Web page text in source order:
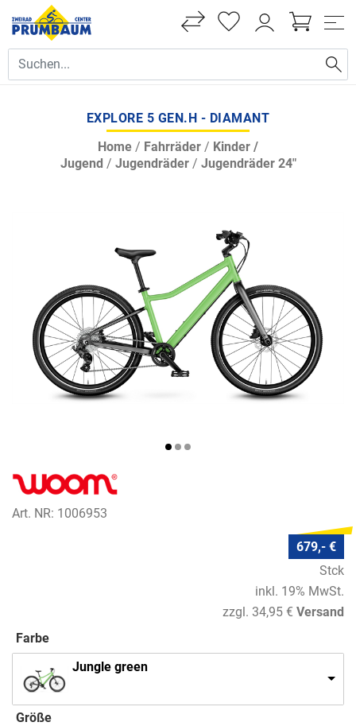
EXPLORE 5 GEN.H - DIAMANT
Home / Fahrräder / Kinder /
Jugend / Jugendräder/ Jugendräder 24"
Art. NR: 1006953
679,- €
Stck
inkl. 19% MwSt.
zzgl. 34,95 € Versand
Farbe
Jungle green
Größe